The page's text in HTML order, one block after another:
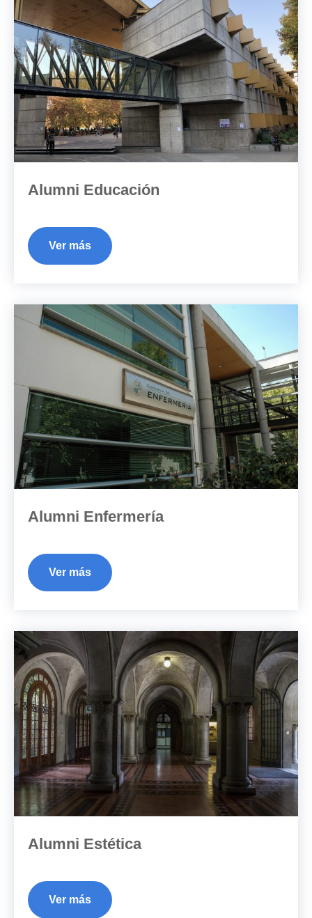
Alumni Educación
Ver más
Alumni Enfermería
Ver más
Alumni Estética
Ver más